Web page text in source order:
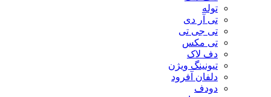
توله
تی آر دی
تی جی تی
تی مکس
دف لاک
تیونینگ ویژن
دلفان آفرود
دودف